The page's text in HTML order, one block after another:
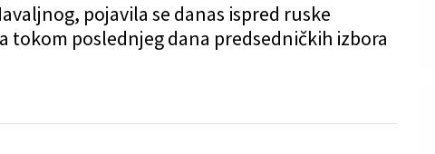
pojavila se danas ispred ruske
tokom poslednjeg dana predsedničkih izbora